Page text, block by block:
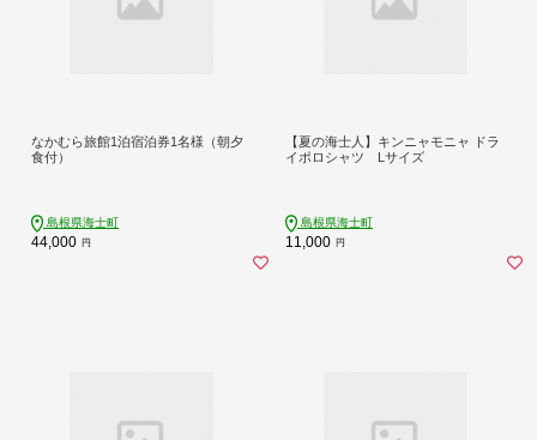
なかむら旅館1泊宿泊券1名様（朝夕
食付）
島根県海士町
44,000 円
【夏の海士人】キンニャモニャ ドラ
イポロシャツ Lサイズ
島根県海士町
11,000 円